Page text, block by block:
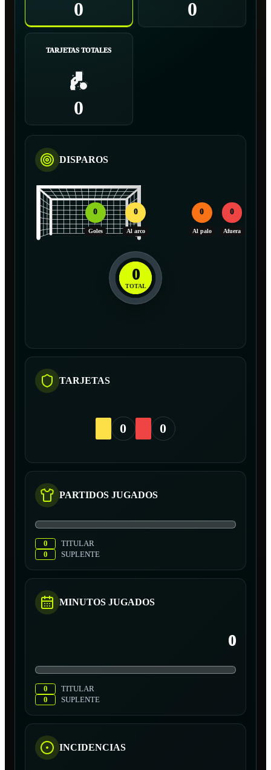
0 0
TARJETAS TOTALES
0
DISPAROS
0
Goles
0
Al arco
0
Al palo
0
Afuera
0
TOTAL
TARJETAS
0 0
PARTIDOS JUGADOS
0
TITULAR
0
SUPLENTE
MINUTOS JUGADOS
0
0
TITULAR
0
SUPLENTE
INCIDENCIAS